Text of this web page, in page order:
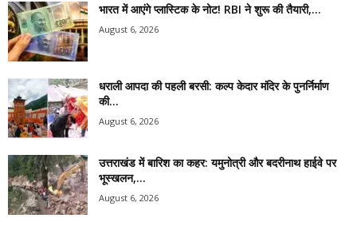
भारत में आएंगे प्लास्टिक के नोट! RBI ने शुरू की तैयारी,...
August 6, 2026
धराली आपदा की पहली बरसी: कल्प केदार मंदिर के पुनर्निर्माण
की...
August 6, 2026
उत्तराखंड में बारिश का कहर: यमुनोत्री और बदरीनाथ हाईवे पर
भूस्खलन,...
August 6, 2026